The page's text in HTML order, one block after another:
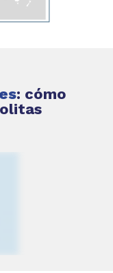
: cómo